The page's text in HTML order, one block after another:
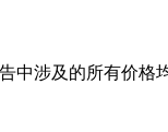
中涉及的所有价格